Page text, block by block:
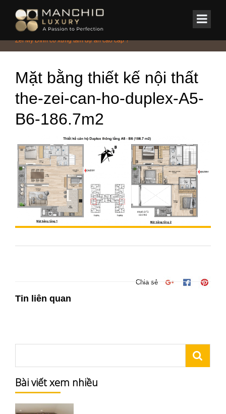
Home/Tin Tức & Sự Kiện/Phong cách
Thiết kế nội thất căn hộ The
Zei Mỹ Đình có xứng tầm dự án cao cấp ?
Mặt bằng thiết kế nội thất
the-zei-can-ho-duplex-A5-
B6-186.7m2
Chia sẻ
Tin liên quan
Bài viết xem nhiều